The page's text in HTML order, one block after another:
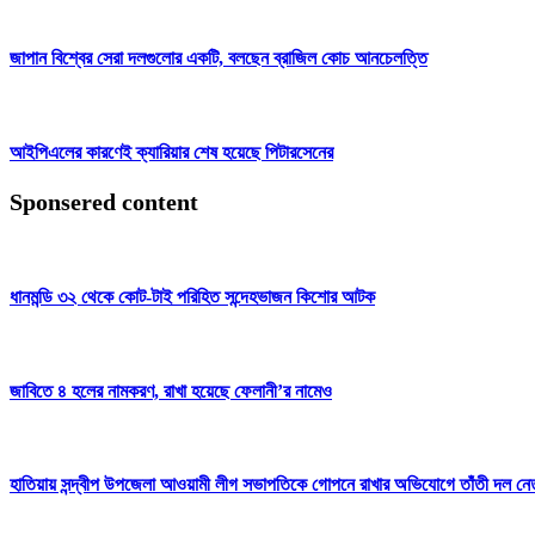
জাপান বিশ্বের সেরা দলগুলোর একটি, বলছেন ব্রাজিল কোচ আনচেলত্তি
আইপিএলের কারণেই ক্যারিয়ার শেষ হয়েছে পিটারসেনের
Sponsered content
ধানমন্ডি ৩২ থেকে কোট-টাই পরিহিত সন্দেহভাজন কিশোর আটক
জাবিতে ৪ হলের নামকরণ, রাখা হয়েছে ফেলানী’র নামেও
হাতিয়ায় সন্দ্বীপ উপজেলা আওয়ামী লীগ সভাপতিকে গোপনে রাখার অভিযোগে তাঁতী দল